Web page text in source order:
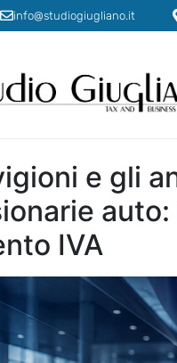
info@studiogiugliano.it
e gli
IVA